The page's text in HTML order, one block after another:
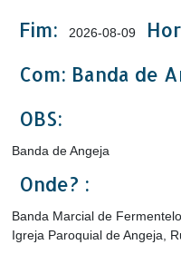
Fim: 2026-08-09
Com: Banda de
OBS:
Banda de Angeja
Onde? :
Banda Marcial de
Igreja Paroquial de Angeja,